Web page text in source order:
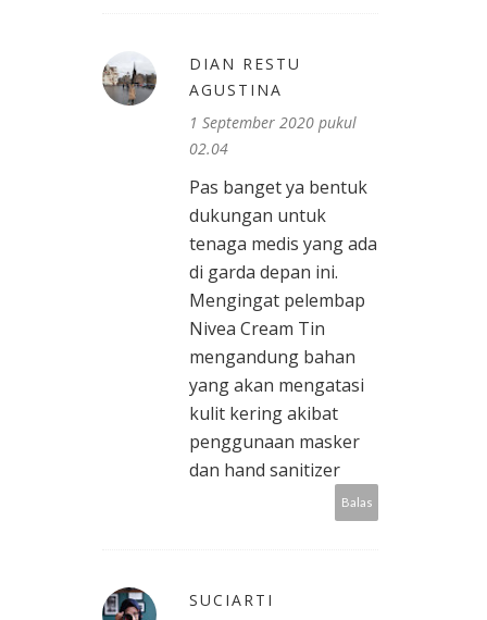
DIAN RESTU
AGUSTINA
1 September 2020 pukul
02.04
Pas banget ya bentuk
dukungan untuk
tenaga medis yang ada
di garda depan ini.
Mengingat pelembap
Nivea Cream Tin
mengandung bahan
yang akan mengatasi
kulit kering akibat
penggunaan masker
dan hand sanitizer
Balas
SUCIARTI